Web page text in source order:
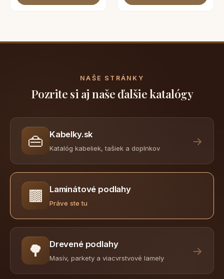
NAŠE STRÁNKY
Pozrite si aj naše ďalšie katalógy
👜 Kabelky.sk
Katalóg kabeliek, tašiek a doplnkov
→
🟫 Laminátové podlahy
Práve ste tu
🌳 Drevené podlahy
Masív, parkety a viacvrstvové lamely
→